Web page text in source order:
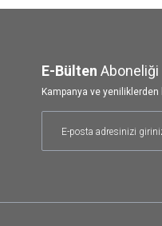
E-Bülten Aboneliği
Kampanya ve